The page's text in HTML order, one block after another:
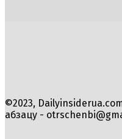
©2023,
абзацу -